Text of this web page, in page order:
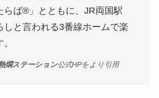
らば®」とともに、JR両国駅
しと言われる3番線ホームで楽
燗ステーション公式HPをより引用